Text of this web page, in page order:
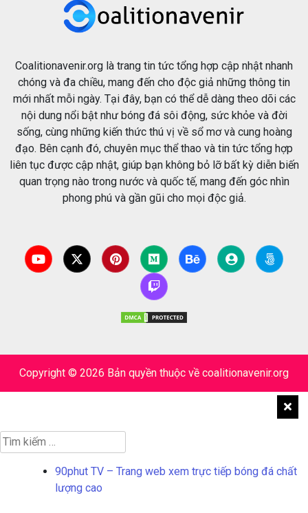
Coalitionavenir.org là trang tin tức tổng hợp cập nhật nhanh
chóng và đa chiều, mang đến cho độc giả những thông tin
mới nhất mỗi ngày. Tại đây, bạn có thể dễ dàng theo dõi các
nội dung nổi bật như bóng đá sôi động, sức khỏe và đời
sống, cùng những kiến thức thú vị về sổ mơ và cung hoàng
đạo. Bên cạnh đó, chuyên mục thể thao và tin tức tổng hợp
liên tục được cập nhật, giúp bạn không bỏ lỡ bất kỳ diễn biến
quan trọng nào trong nước và quốc tế, mang đến góc nhìn
phong phú và gần gũi cho mọi độc giả.
Copyright © 2026 Bản quyền thuộc về coalitionavenir.org
Tìm
kiếm
90phut TV – Trang web xem trực tiếp bóng đá chất
lượng cao